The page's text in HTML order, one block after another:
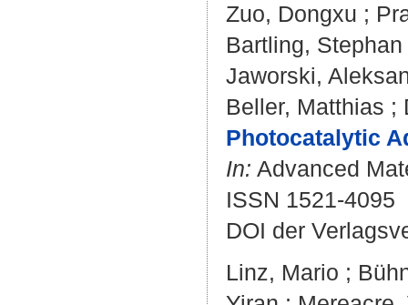
Zuo, Dongxu ;
Bartling, Stephan
Jaworski,
Beller, Matthias ;
Photocatalytic
In: Advanced
ISSN 1521-4095
DOI der
Linz, Mario ;